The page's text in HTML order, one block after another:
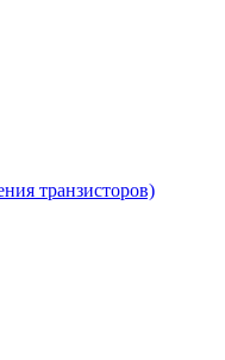
транзисторов)